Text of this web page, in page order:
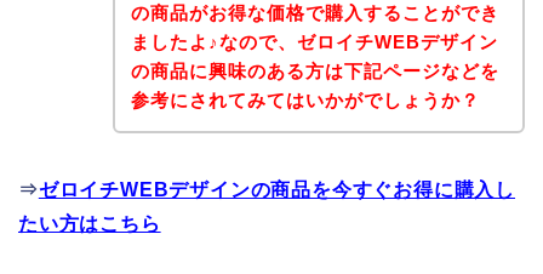
の商品がお得な価格で購入することができ
ましたよ♪なので、ゼロイチWEBデザイン
の商品に興味のある方は下記ページなどを
参考にされてみてはいかがでしょうか？
⇒ゼロイチWEBデザインの商品を今すぐお得に購入し
たい方はこちら